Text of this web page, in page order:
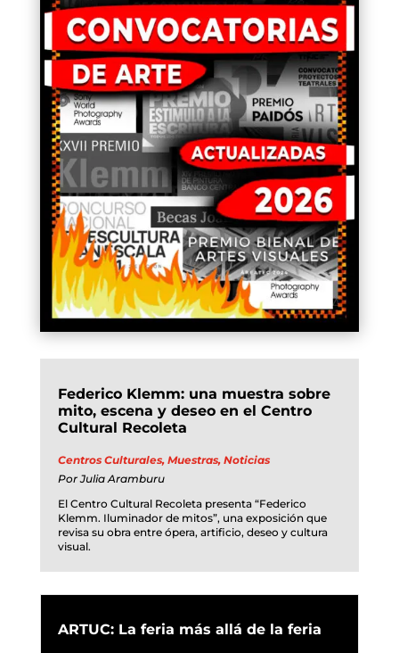
Federico Klemm: una muestra sobre
mito, escena y deseo en el Centro
Cultural Recoleta
Centros Culturales, Muestras, Noticias
PorJulia Aramburu
El Centro Cultural Recoleta presenta “Federico
Klemm. Iluminador de mitos”, una exposición que
revisa su obra entre ópera, artificio, deseo y cultura
visual.
ARTUC: La feria más allá de la feria